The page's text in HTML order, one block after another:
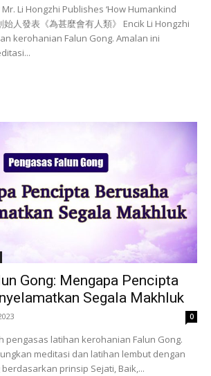
Li Hongzhi Publishes ‘How Humankind
始人發表《為甚麼會有人類》 Encik Li Hongzhi
kerohanian Falun Gong. Amalan ini
Gong: Mengapa Pencipta
Segala Makhluk
0
pengasas latihan kerohanian Falun Gong.
meditasi dan latihan lembut dengan
prinsip Sejati, Baik,...